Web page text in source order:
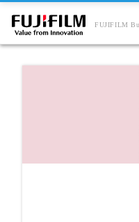
FUJIFILM